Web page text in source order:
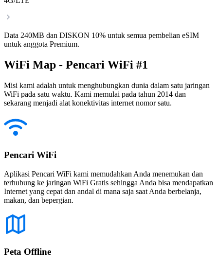
Data 240MB dan DISKON 10% untuk semua pembelian eSIM
untuk anggota Premium.
WiFi Map - Pencari WiFi #1
Misi kami adalah untuk menghubungkan dunia dalam satu jaringan
WiFi pada satu waktu. Kami memulai pada tahun 2014 dan
sekarang menjadi alat konektivitas internet nomor satu.
Pencari WiFi
Aplikasi Pencari WiFi kami memudahkan Anda menemukan dan
terhubung ke jaringan WiFi Gratis sehingga Anda bisa mendapatkan
Internet yang cepat dan andal di mana saja saat Anda berbelanja,
makan, dan bepergian.
Peta Offline